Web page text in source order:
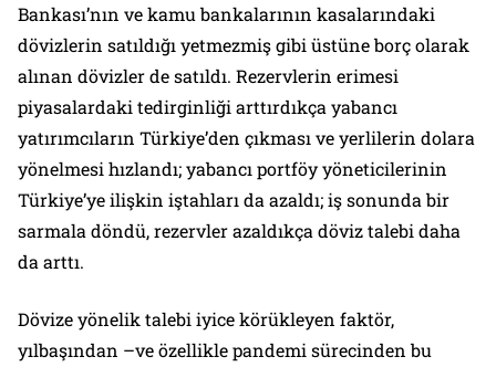
Bankası’nın ve kamu bankalarının kasalarındaki
dövizlerin satıldığı yetmezmiş gibi üstüne borç olarak
alınan dövizler de satıldı. Rezervlerin erimesi
piyasalardaki tedirginliği arttırdıkça yabancı
yatırımcıların Türkiye’den çıkması ve yerlilerin dolara
yönelmesi hızlandı; yabancı portföy yöneticilerinin
Türkiye’ye ilişkin iştahları da azaldı; iş sonunda bir
sarmala döndü, rezervler azaldıkça döviz talebi daha
da arttı.
Dövize yönelik talebi iyice körükleyen faktör,
yılbaşından –ve özellikle pandemi sürecinden bu